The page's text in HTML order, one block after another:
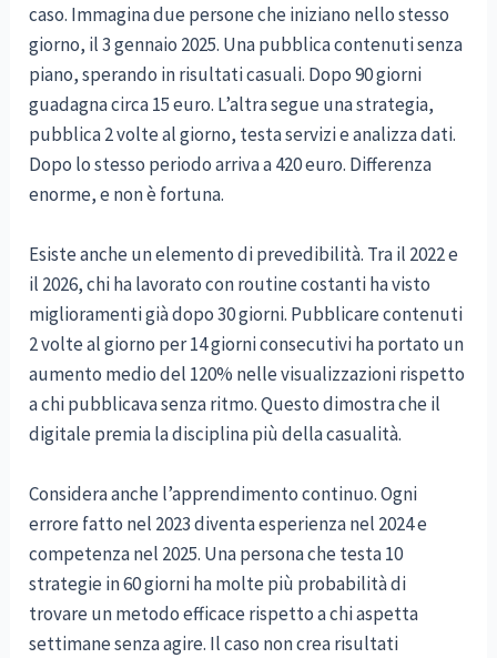
caso. Immagina due persone che iniziano nello stesso
giorno, il 3 gennaio 2025. Una pubblica contenuti senza
piano, sperando in risultati casuali. Dopo 90 giorni
guadagna circa 15 euro. L’altra segue una strategia,
pubblica 2 volte al giorno, testa servizi e analizza dati.
Dopo lo stesso periodo arriva a 420 euro. Differenza
enorme, e non è fortuna.
Esiste anche un elemento di prevedibilità. Tra il 2022 e
il 2026, chi ha lavorato con routine costanti ha visto
miglioramenti già dopo 30 giorni. Pubblicare contenuti
2 volte al giorno per 14 giorni consecutivi ha portato un
aumento medio del 120% nelle visualizzazioni rispetto
a chi pubblicava senza ritmo. Questo dimostra che il
digitale premia la disciplina più della casualità.
Considera anche l’apprendimento continuo. Ogni
errore fatto nel 2023 diventa esperienza nel 2024 e
competenza nel 2025. Una persona che testa 10
strategie in 60 giorni ha molte più probabilità di
trovare un metodo efficace rispetto a chi aspetta
settimane senza agire. Il caso non crea risultati